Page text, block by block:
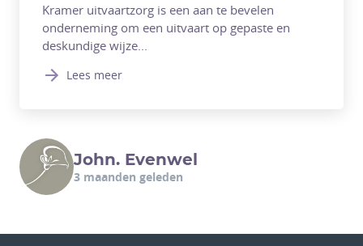
Kramer uitvaartzorg is een aan te bevelen
onderneming om een uitvaart op gepaste en
deskundige wijze...
Lees meer
John. Evenwel
3 maanden geleden